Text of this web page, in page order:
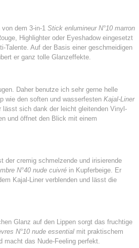
dem 3-in-1 Stick enlumineur N°10 marron
Highlighter oder Eyeshadow eingesetzt
Talente. Auf der Basis einer geschmeidigen
er ganz tolle Glanzeffekte.
Daher benutze ich sehr gerne helle
wie den soften und wasserfesten Kajal-Liner
lässt sich dank der leicht gleitenden Vinyl-
und öffnet den Blick mit einem
der cremig schmelzende und irisierende
N°40 nude cuivré in Kupferbeige. Er
Kajal-Liner verblenden und lässt die
Glanz auf den Lippen sorgt das fruchtige
N°10 nude essential mit praktischem
macht das Nude-Feeling perfekt.